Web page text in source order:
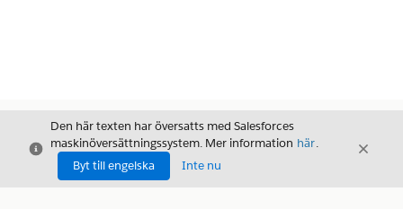
Stäng
Den här texten har översatts med Salesforces
maskinöversättningssystem. Mer information här.
Byt till engelska
Inte nu
Stäng